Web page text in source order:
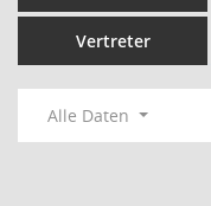
Vertreter
Alle Daten